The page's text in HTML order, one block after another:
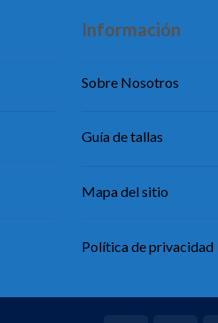
Información
Sobre Nosotros
Guía de tallas
Mapa del sitio
Política de privacidad